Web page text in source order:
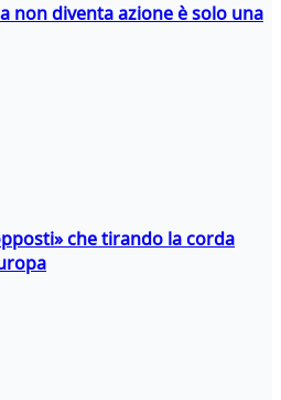
non diventa azione è solo una
che tirando la corda